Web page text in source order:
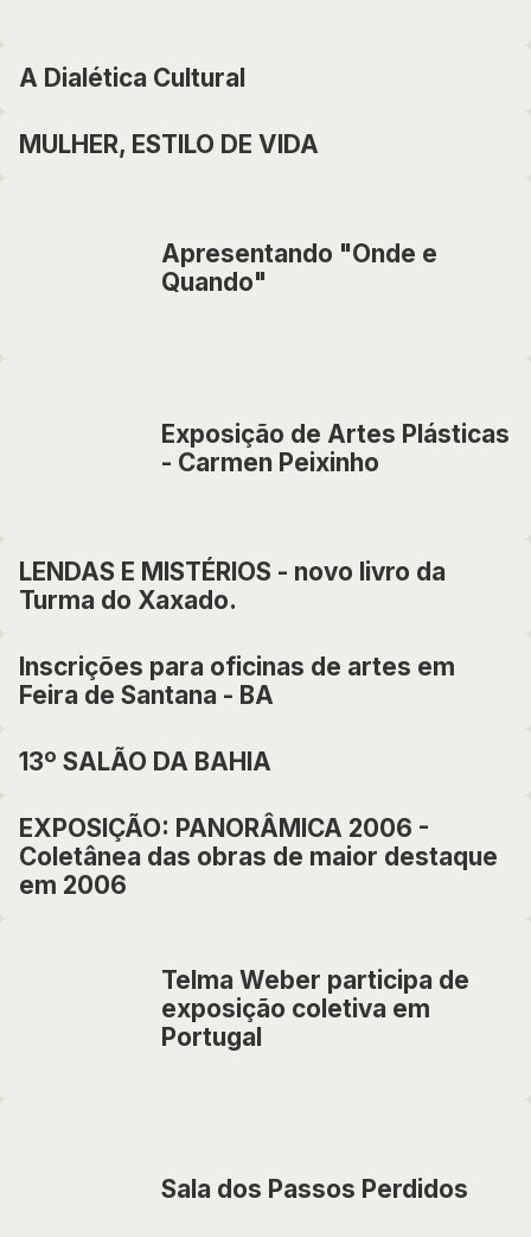
A Dialética Cultural
MULHER, ESTILO DE VIDA
Apresentando "Onde e
Quando"
Exposição de Artes Plásticas
- Carmen Peixinho
LENDAS E MISTÉRIOS - novo livro da
Turma do Xaxado.
Inscrições para oficinas de artes em
Feira de Santana - BA
13º SALÃO DA BAHIA
EXPOSIÇÃO: PANORÂMICA 2006 -
Coletânea das obras de maior destaque
em 2006
Telma Weber participa de
exposição coletiva em
Portugal
Sala dos Passos Perdidos